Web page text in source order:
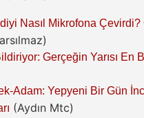
Nasıl Mikrofona
Gerçeğin Yarısı En
Adam: Yepyeni Bir Gün
(Aydın Mtc)